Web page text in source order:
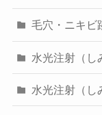
毛穴・ニキビ
水光注射（し
水光注射（し